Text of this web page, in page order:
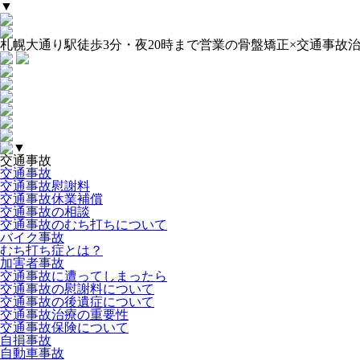
▼
札幌大通り駅徒歩3分・夜20時まで営業の骨盤矯正×交通事故
▼
交通事故
交通事故
交通事故慰謝料
交通事故休業補償
交通事故の相談
交通事故のむち打ちについて
バイク事故
むち打ち症とは？
加害者事故
交通事故に遭ってしまったら
交通事故の慰謝料について
交通事故の後遺症について
交通事故治療の重要性
交通事故保険について
自損事故
自動車事故